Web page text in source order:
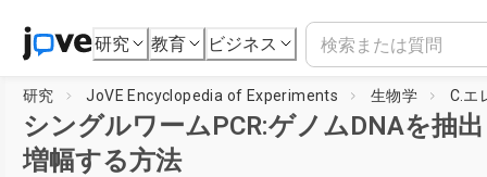
研究 教育 ビジネス
研究 JoVE Encyclopedia of Experiments 生物学 C.エ
シングルワームPCR:ゲノムDNAを抽
増幅する方法